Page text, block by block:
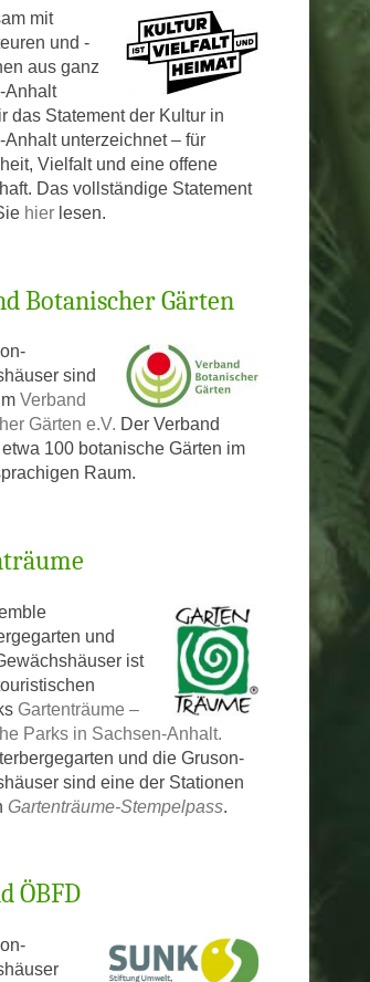
mit
und -
aus ganz
Anhalt
das Statement der Kultur in
Anhalt unterzeichnet – für
Vielfalt und eine offene
Das vollständige Statement
hier lesen.
Botanischer Gärten
sind
Verband
Gärten e.V. Der Verband
100 botanische Gärten im
Raum.
und
ist
Gartenträume –
Parks in Sachsen-Anhalt.
und die Gruson-
sind eine der Stationen
Gartenträume-Stempelpass.
ÖBFD